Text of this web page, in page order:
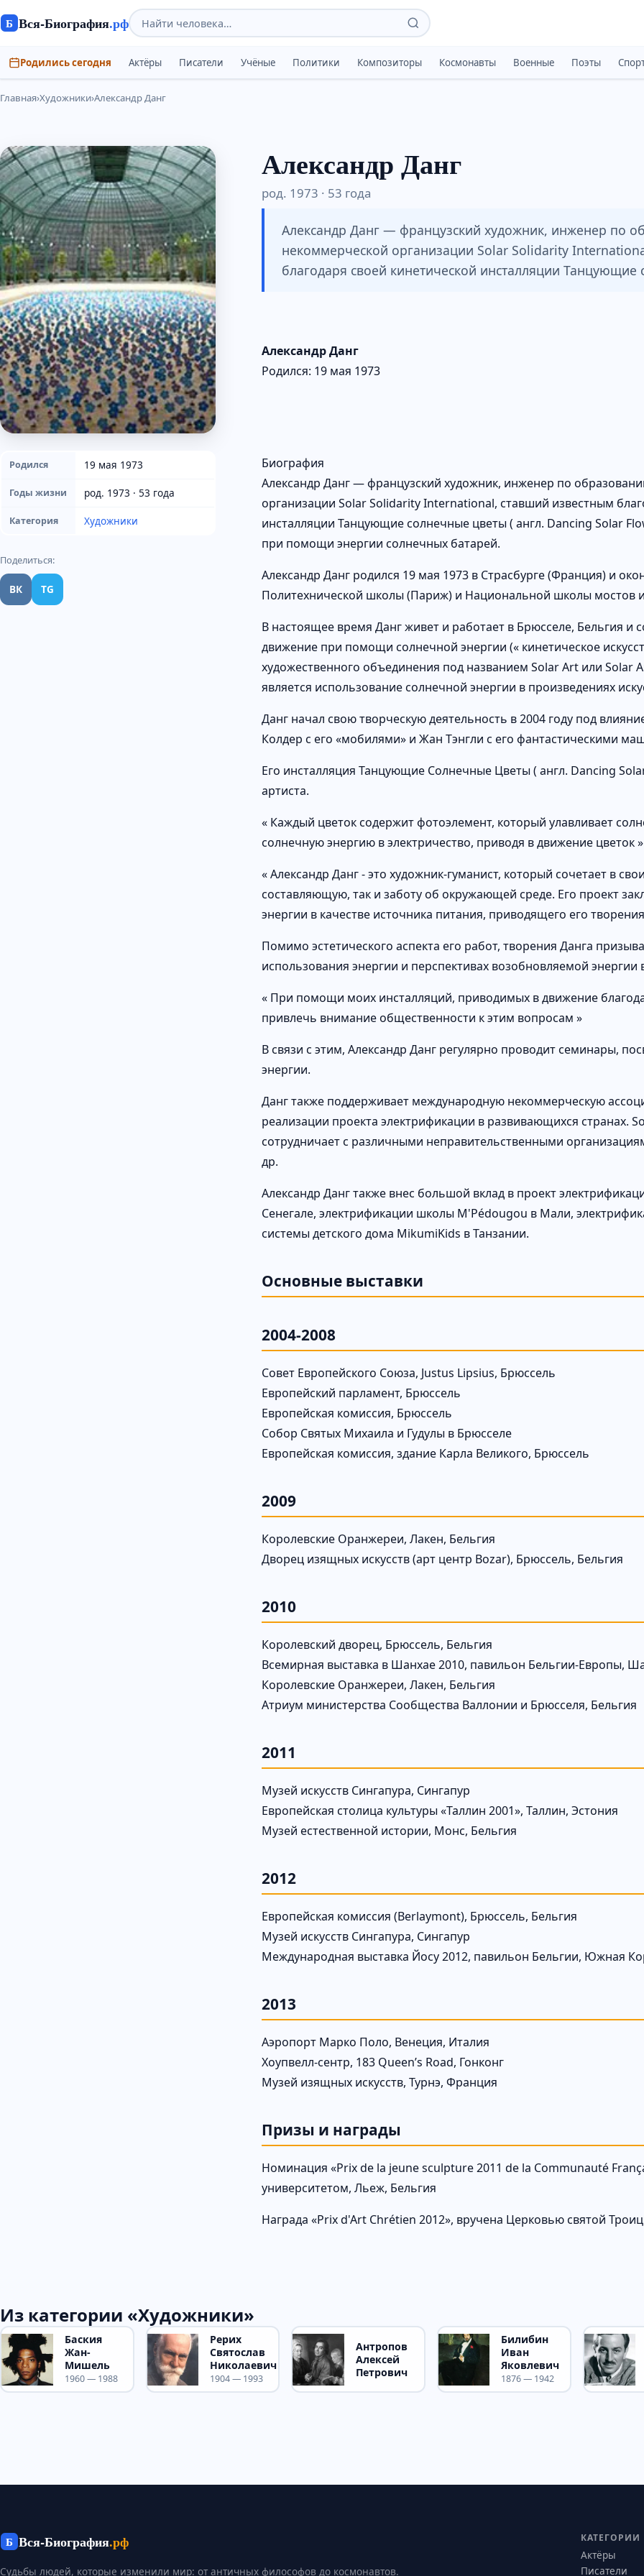
Б Вся-Биография.рф
Родились сегодня Актёры Писатели Учёные Политики Композиторы Космонавты Военные Поэты
Главная›Художники›Александр Данг
Родился 19 мая 1973
Годы жизни род. 1973 · 53 года
Категория Художники
Поделиться:
ВК TG
Александр Данг
род. 1973 · 53 года
Александр Данг — французский художник, инженер по
некоммерческой организации Solar Solidarity
благодаря своей кинетической инсталляции Танцующие
Александр Данг
Родился: 19 мая 1973
Биография
Александр Данг — французский художник, инженер по
организации Solar Solidarity International, ставший известным
инсталляции Танцующие солнечные цветы ( англ. Dancing Solar
при помощи энергии солнечных батарей.
Александр Данг родился 19 мая 1973 в Страсбурге (Франция) и
Политехнической школы (Париж) и Национальной школы мостов
В настоящее время Данг живет и работает в Брюсселе, Бельгия и
движение при помощи солнечной энергии (« кинетическое
художественного объединения под названием Solar Art или
является использование солнечной энергии в произведениях
Данг начал свою творческую деятельность в 2004 году под
Колдер с его «мобилями» и Жан Тэнгли с его фантастическими
Его инсталляция Танцующие Солнечные Цветы ( англ. Dancing
артиста.
« Каждый цветок содержит фотоэлемент, который улавливает
солнечную энергию в электричество, приводя в движение цветок
« Александр Данг - это художник-гуманист, который сочетает в
составляющую, так и заботу об окружающей среде. Его проект
энергии в качестве источника питания, приводящего его
Помимо эстетического аспекта его работ, творения Данга
использования энергии и перспективах возобновляемой энергии
« При помощи моих инсталляций, приводимых в движение
привлечь внимание общественности к этим вопросам »
В связи с этим, Александр Данг регулярно проводит семинары,
энергии.
Данг также поддерживает международную некоммерческую
реализации проекта электрификации в развивающихся странах.
сотрудничает с различными неправительственными
др.
Александр Данг также внес большой вклад в проект
Сенегале, электрификации школы M'Pédougou в Мали,
системы детского дома MikumiKids в Танзании.
Основные выставки
2004-2008
Совет Европейского Союза, Justus Lipsius, Брюссель
Европейский парламент, Брюссель
Европейская комиссия, Брюссель
Собор Святых Михаила и Гудулы в Брюсселе
Европейская комиссия, здание Карла Великого, Брюссель
2009
Королевские Оранжереи, Лакен, Бельгия
Дворец изящных искусств (арт центр Bozar), Брюссель, Бельгия
2010
Королевский дворец, Брюссель, Бельгия
Всемирная выставка в Шанхае 2010, павильон Бельгии-Европы,
Королевские Оранжереи, Лакен, Бельгия
Атриум министерства Сообщества Валлонии и Брюсселя, Бельгия
2011
Музей искусств Сингапура, Сингапур
Европейская столица культуры «Таллин 2001», Таллин, Эстония
Музей естественной истории, Монс, Бельгия
2012
Европейская комиссия (Berlaymont), Брюссель, Бельгия
Музей искусств Сингапура, Сингапур
Международная выставка Йосу 2012, павильон Бельгии, Южная
2013
Аэропорт Марко Поло, Венеция, Италия
Хоупвелл-сентр, 183 Queen’s Road, Гонконг
Музей изящных искусств, Турнэ, Франция
Призы и награды
Номинация «Prix de la jeune sculpture 2011 de la Communauté
университетом, Льеж, Бельгия
Награда «Prix d'Art Chrétien 2012», вручена Церковью святой
Из категории «Художники»
Баския
Жан-
Мишель
1960 — 1988
Рерих
Святослав
Николаевич
1904 — 1993
Антропов
Алексей
Петрович
Билибин
Иван
Яковлевич
1876 — 1942
Б Вся-Биография.рф
Судьбы людей, которые изменили мир: от античных философов до космонавтов.
КАТЕГОРИИ
Актёры
Писатели